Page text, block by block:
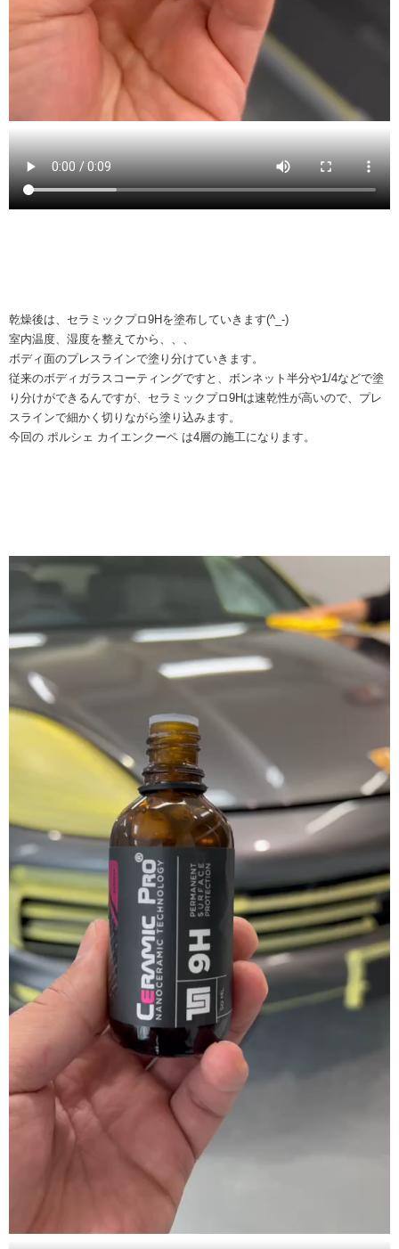
乾燥後は、セラミックプロ9Hを塗布していきます(^_-)
室内温度、湿度を整えてから、、、
ボディ面のプレスラインで塗り分けていきます。
従来のボディガラスコーティングですと、ボンネット半分や1/4などで塗
り分けができるんですが、セラミックプロ9Hは速乾性が高いので、プレ
スラインで細かく切りながら塗り込みます。
今回の ポルシェ カイエンクーペ は4層の施工になります。